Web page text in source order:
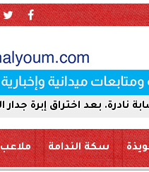
إبرة جدار القلب
سكة الندامة